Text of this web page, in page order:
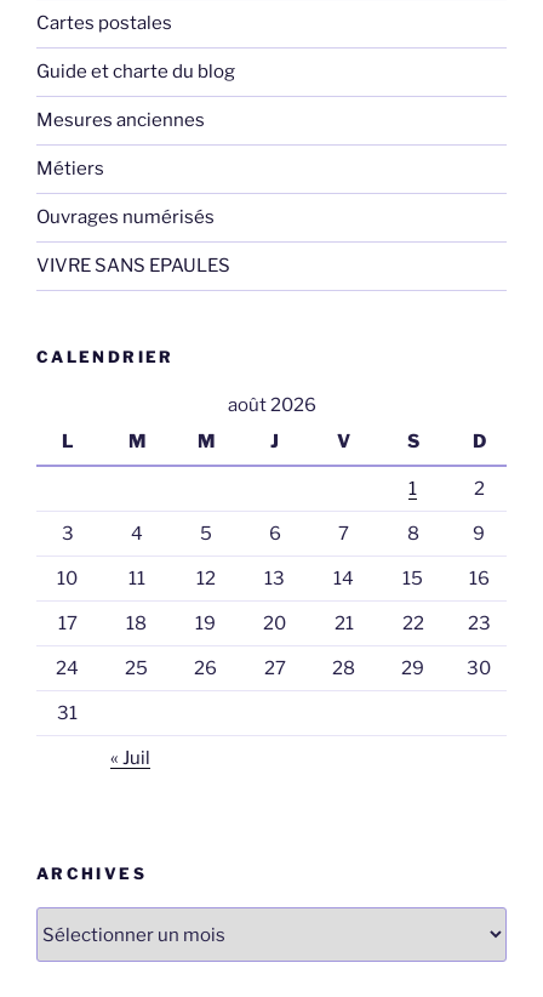
Cartes postales
Guide et charte du blog
Mesures anciennes
Métiers
Ouvrages numérisés
VIVRE SANS EPAULES
CALENDRIER
août 2026
L
M M J V S D
1 2
3 4 5 6 7 8 9
10 11 12 13 14 15 16
17 18 19 20 21 22 23
24 25 26 27 28 29 30
31
« Juil
ARCHIVES